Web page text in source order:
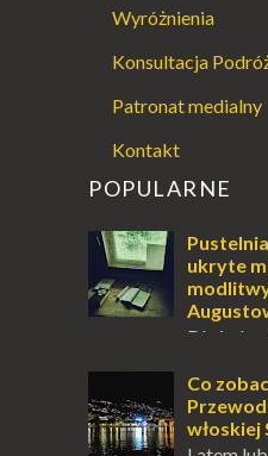
Wyróżnienia
Konsultacja
Patronat medialny
Kontakt
POPULARNE
ukryte
Dla
przetrwania lub
innych to nieustanne
Co
włoskiej